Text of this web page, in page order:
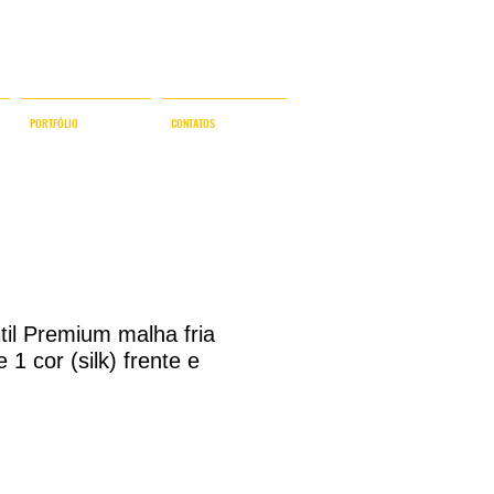
PORTFÓLIO CONTATOS
Premium malha fria
1 cor (silk) frente e